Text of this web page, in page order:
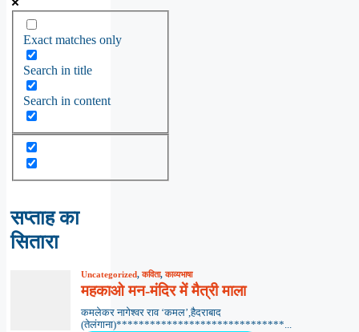
Exact matches only
Search in title
Search in content
सप्ताह का
सितारा
Uncategorized,कविता,काव्यभाषा
महकाओ मन-मंदिर में मैत्री माला
कमलेकर नागेश्वर राव ‘कमल’,हैदराबाद
(तेलंगाना)******************************...